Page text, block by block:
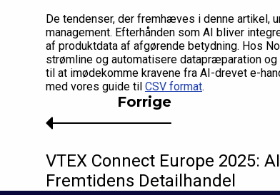
De tendenser, der fremhæves i denne artikel,
management. Efterhånden som AI bliver
af produktdata af afgørende betydning. Hos
strømline og automatisere datapræparation
til at imødekomme kravene fra AI-drevet e-
med vores guide til CSV format.
Forrige
VTEX Connect Europe 2025:
Fremtidens Detailhandel